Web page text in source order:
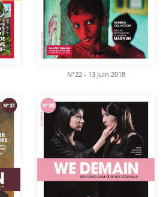
N°22 - 13 juin 2018